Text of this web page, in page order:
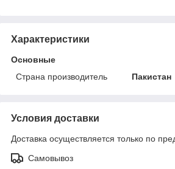
Характеристики
Основные
Страна производитель
Пакистан
Условия доставки
Доставка осуществляется только по
Самовывоз